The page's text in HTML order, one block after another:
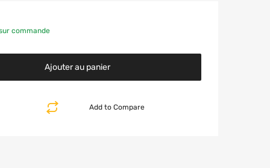
commande
Ajouter au panier
Add to Compare